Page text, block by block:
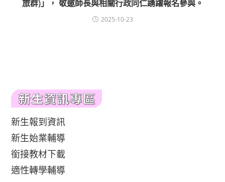
旅群)」， 敬邀師長與相關行政同仁踴躍報名參與。
2025-10-23
新生報到資訊
新生始業輔導
銜接教材下載
適性轉學輔導